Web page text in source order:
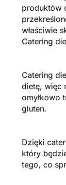
produktów
właściwie
Catering
Catering
dietę, więc
omyłkowo
gluten.
Dzięki
który
tego, co